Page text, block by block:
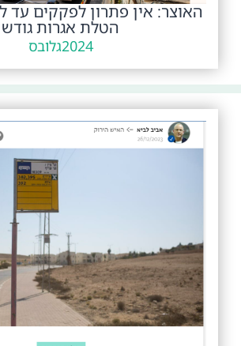
הטלת אגרות גודש
2024גלובס